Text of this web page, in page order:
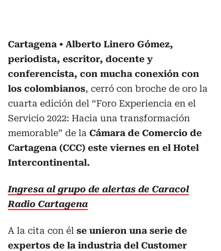
Cartagena
Alberto Linero Gómez,
periodista, escritor, docente y
conferencista, con mucha conexión con
los colombianos, cerró con broche de oro la
cuarta edición del “Foro Experiencia en el
Servicio 2022: Hacia una transformación
memorable” de la Cámara de Comercio de
Cartagena (CCC) este viernes en el Hotel
Intercontinental.
Ingresa al grupo de alertas de Caracol
Radio Cartagena
A la cita con él se unieron una serie de
expertos de la industria del Customer